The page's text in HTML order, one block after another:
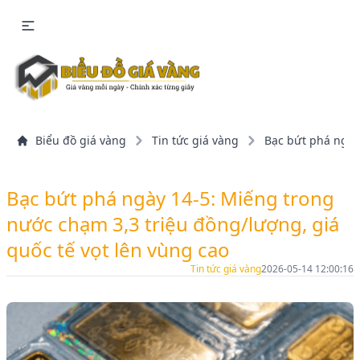
Biểu đồ giá vàng Tin tức giá vàng Bạc bứt phá
Bạc bứt phá ngày 14-5: Miếng trong
nước chạm 3,3 triệu đồng/lượng, giá
quốc tế vọt lên vùng cao
Tin tức giá vàng2026-05-14 12:00:16